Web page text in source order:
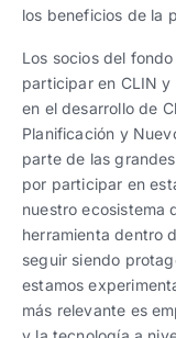
los beneficios de la
Los socios del
participar en CLIN
en el desarrollo de
Planificación y
parte de las
por participar en
nuestro ecosistema
herramienta dentro
seguir siendo
estamos
más relevante es